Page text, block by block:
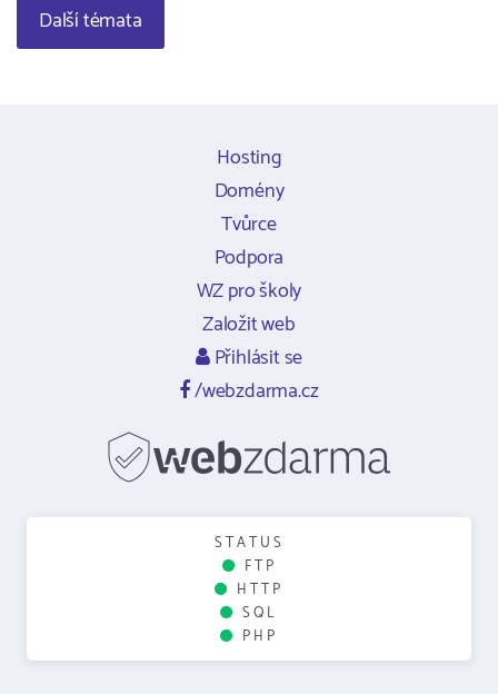
Další témata
Hosting
Domény
Tvůrce
Podpora
WZ pro školy
Založit web
Přihlásit se
/webzdarma.cz
STATUS
FTP
HTTP
SQL
PHP